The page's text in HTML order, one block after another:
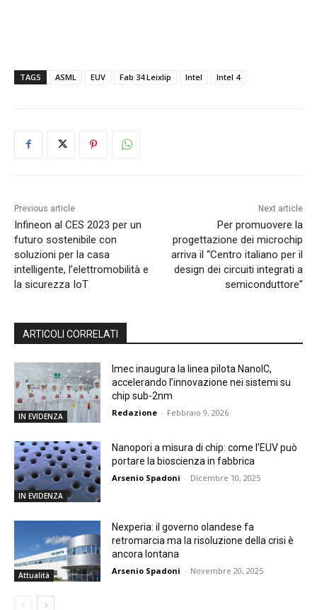
TAGS ASML EUV Fab 34 Leixlip Intel Intel 4
Previous article
Infineon al CES 2023 per un
futuro sostenibile con
soluzioni per la casa
intelligente, l’elettromobilità e
la sicurezza IoT
Next article
Per promuovere la
progettazione dei microchip
arriva il “Centro italiano per il
design dei circuiti integrati a
semiconduttore”
ARTICOLI CORRELATI
IN EVIDENZA
Imec inaugura la linea pilota NanoIC,
accelerando l’innovazione nei sistemi su
chip sub-2nm
Redazione - Febbraio 9, 2026
IN EVIDENZA
Nanopori a misura di chip: come l’EUV può
portare la bioscienza in fabbrica
Arsenio Spadoni - Dicembre 10, 2025
Attualità
Nexperia: il governo olandese fa
retromarcia ma la risoluzione della crisi è
ancora lontana
Arsenio Spadoni - Novembre 20, 2025